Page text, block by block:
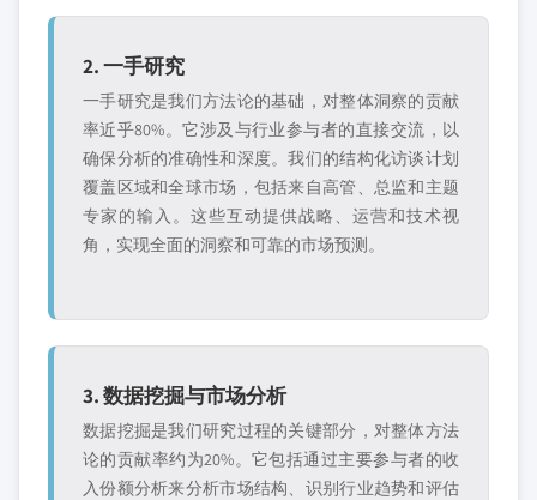
2. 一手研究
一手研究是我们方法论的基础，对整体洞察的贡献
率近乎80%。它涉及与行业参与者的直接交流，以
确保分析的准确性和深度。我们的结构化访谈计划
覆盖区域和全球市场，包括来自高管、总监和主题
专家的输入。这些互动提供战略、运营和技术视
角，实现全面的洞察和可靠的市场预测。
3. 数据挖掘与市场分析
数据挖掘是我们研究过程的关键部分，对整体方法
论的贡献率约为20%。它包括通过主要参与者的收
入份额分析来分析市场结构、识别行业趋势和评估